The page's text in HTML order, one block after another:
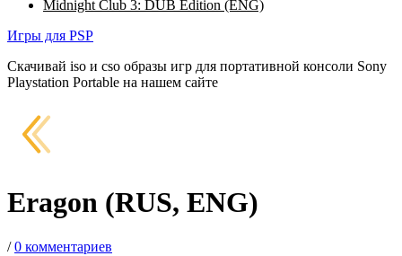
Midnight Club 3: DUB Edition (ENG)
Игры для PSP
Скачивай iso и cso образы игр для портативной консоли Sony
Playstation Portable на нашем сайте
Eragon (RUS, ENG)
/0 комментариев